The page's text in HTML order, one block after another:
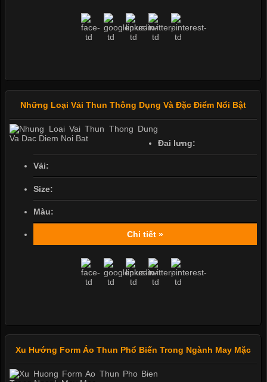
Những Loại Vải Thun Thông Dụng Và Đặc Điểm Nổi Bật
Đai lưng:
Vải:
Size:
Màu:
Chi tiết »
Xu Hướng Form Áo Thun Phổ Biến Trong Ngành May Mặc